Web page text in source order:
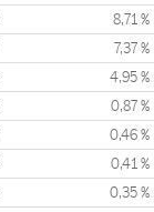
8,71 %
7,37 %
4,95 %
0,87 %
0,46 %
0,41 %
0,35 %